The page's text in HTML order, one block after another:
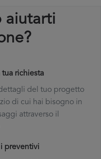
aiutarti
tua richiesta
del tuo progetto
di cui hai bisogno in
attraverso il
preventivi